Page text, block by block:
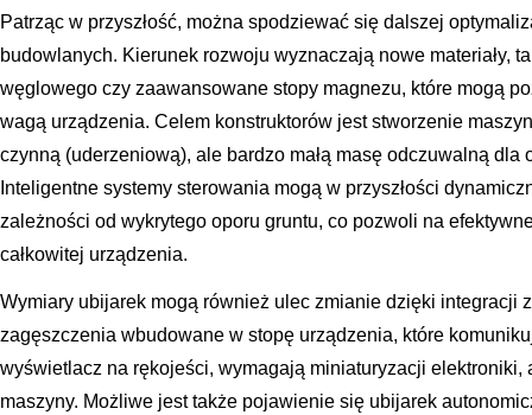
Patrząc w przyszłość, można spodziewać się dalszej
budowlanych. Kierunek rozwoju wyznaczają nowe materiały,
węglowego czy zaawansowane stopy magnezu, które mogą
wagą urządzenia. Celem konstruktorów jest stworzenie
czynną (uderzeniową), ale bardzo małą masę odczuwalną
Inteligentne systemy sterowania mogą w przyszłości
zależności od wykrytego oporu gruntu, co pozwoli na
całkowitej urządzenia.
Wymiary ubijarek mogą również ulec zmianie dzięki integracji
zagęszczenia wbudowane w stopę urządzenia, które
wyświetlacz na rękojeści, wymagają miniaturyzacji elektroniki,
maszyny. Możliwe jest także pojawienie się ubijarek